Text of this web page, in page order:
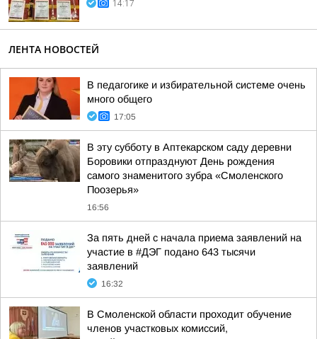
14:17
ЛЕНТА НОВОСТЕЙ
В педагогике и избирательной системе очень
много общего
17:05
В эту субботу в Аптекарском саду деревни
Боровики отпразднуют День рождения
самого знаменитого зубра «Смоленского
Поозерья»
16:56
За пять дней с начала приема заявлений на
участие в #ДЭГ подано 643 тысячи
заявлений
16:32
В Смоленской области проходит обучение
членов участковых комиссий,